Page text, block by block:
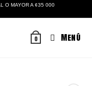
O MAYOR A ¢35 000
0 Menú